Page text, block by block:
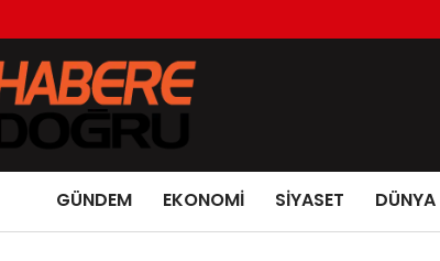
GÜNDEM EKONOMİ SİYASET DÜNYA